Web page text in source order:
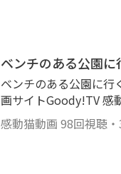
B-182772309090073
ブチ、白ブチ、サバト
ゴロ、ナデナデ、ゴロ
いっぱいモフられにや
膝の上に乗ってくる、
い癒され猫動画がいっ
ベンチのある公園
ベンチのある公園に行くと猫
画サイトGoody!TV 感
ecial Selection】と称
ぜひご覧ください。
感動猫動画 98回視聴 ・